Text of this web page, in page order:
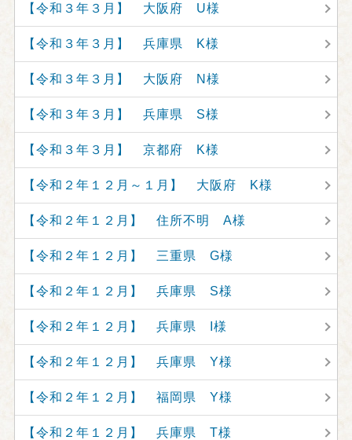
【令和３年３月】 大阪府 U様
【令和３年３月】 兵庫県 K様
【令和３年３月】 大阪府 N様
【令和３年３月】 兵庫県 S様
【令和３年３月】 京都府 K様
【令和２年１２月～１月】 大阪府 K様
【令和２年１２月】 住所不明 A様
【令和２年１２月】 三重県 G様
【令和２年１２月】 兵庫県 S様
【令和２年１２月】 兵庫県 I様
【令和２年１２月】 兵庫県 Y様
【令和２年１２月】 福岡県 Y様
【令和２年１２月】 兵庫県 T様